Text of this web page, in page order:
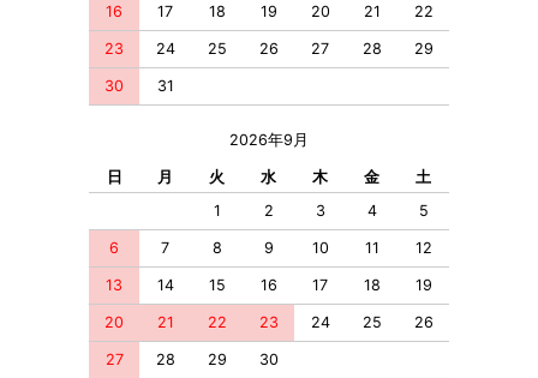
16 17 18 19 20 21 22
23 24 25 26 27 28 29
30 31
2026年9月
日 月 火 水 木 金
土
1
2 3 4 5
6 7 8 9 10 11 12
13 14 15 16 17 18 19
20 21 22 23 24 25 26
27 28 29 30